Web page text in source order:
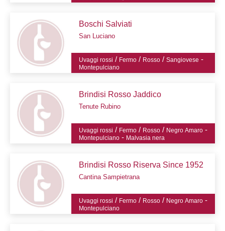
Boschi Salviati
San Luciano
Uvaggi rossi / Fermo / Rosso /Sangiovese -
Montepulciano
Brindisi Rosso Jaddico
Tenute Rubino
Uvaggi rossi / Fermo / Rosso / Negro Amaro -
Montepulciano - Malvasia nera
Brindisi Rosso Riserva Since 1952
Cantina Sampietrana
Uvaggi rossi / Fermo / Rosso / Negro Amaro -
Montepulciano